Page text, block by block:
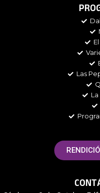
e
o
Las